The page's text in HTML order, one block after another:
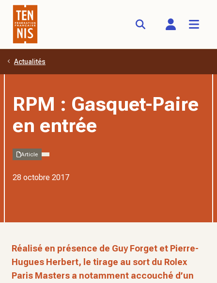
Aller au contenu principal
Actualités
RPM : Gasquet-Paire
en entrée
Article
28 octobre 2017
Réalisé en présence de Guy Forget et Pierre-
Hugues Herbert, le tirage au sort du Rolex
Paris Masters a notamment accouché d’un